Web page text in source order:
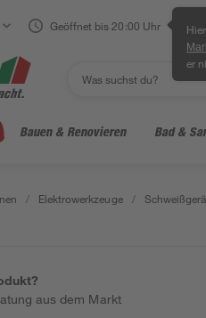
Geöffnet bis 20:00 Uhr
er
Bauen & Renovieren Bad &
/ Elektrowerkzeuge /
aus dem Markt